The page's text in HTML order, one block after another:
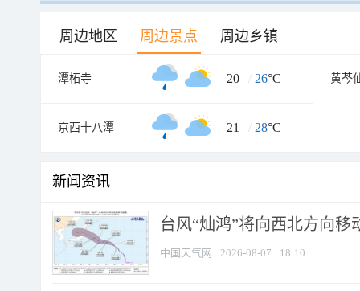
周边地区 周边景点 周边乡镇
潭柘寺 20 / 26°C 黄芩
京西十八潭 21 / 28°C
新闻资讯
台风“灿鸿”将向西北方向移
中国天气网 2026-08-07 18:10